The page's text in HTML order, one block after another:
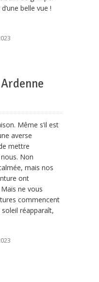
d’une belle vue !
Même s’il est
averse
mettre
Non
mais nos
ont
ne vous
commencent
réapparaît,